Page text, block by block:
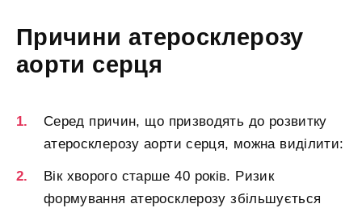
Причини атеросклерозу
аорти серця
Серед причин, що призводять до розвитку
атеросклерозу аорти серця, можна виділити:
Вік хворого старше 40 років. Ризик
формування атеросклерозу збільшується